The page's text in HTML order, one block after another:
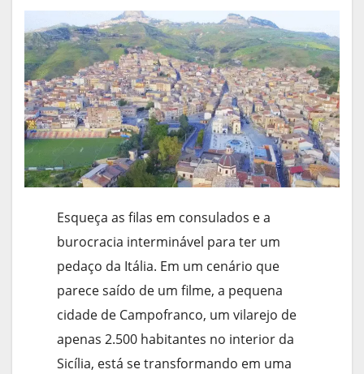
Esqueça as filas em consulados e a
burocracia interminável para ter um
pedaço da Itália. Em um cenário que
parece saído de um filme, a pequena
cidade de Campofranco, um vilarejo de
apenas 2.500 habitantes no interior da
Sicília, está se transformando em uma